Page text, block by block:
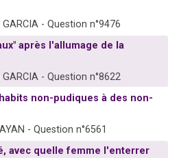
- Question n°9476
après l'allumage de la
- Question n°8622
non-pudiques à des non-
- Question n°6561
avec quelle femme l'enterrer